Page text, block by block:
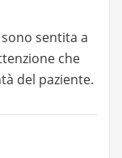
sentita a
che
del paziente.